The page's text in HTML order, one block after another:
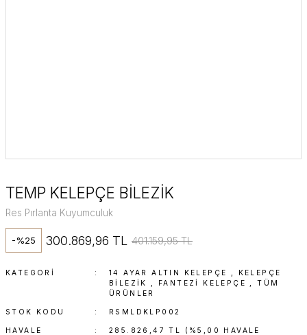
TEMP KELEPÇE BİLEZİK
Res Pırlanta Kuyumculuk
-%25 300.869,96 TL 401.159,95 TL
KATEGORI 14 AYAR ALTIN KELEPÇE
KELEPÇE
BILEZIK
FANTEZI KELEPÇE ,TÜM
ÜRÜNLER
STOK KODU RSMLDKLP002
HAVALE
285.826,47 TL (%5,00 HAVALE